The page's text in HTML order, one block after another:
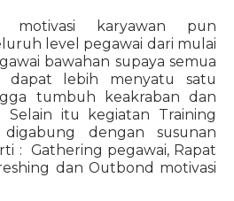
motivasi karyawan pun
level pegawai dari mulai
bawahan supaya semua
dapat lebih menyatu satu
tumbuh keakraban dan
Selain itu kegiatan Training
digabung dengan susunan
: Gathering pegawai, Rapat
dan Outbond motivasi